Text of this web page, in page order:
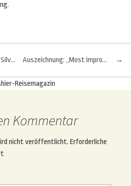
Sonderflug in die Arktis: Silvester auf Spitzbergen erleben →
Auszeichnung: „Most improved Resort Award“ fürs Grödnertal
Reisemagazin
Kommentar
nicht veröffentlicht. Erforderliche